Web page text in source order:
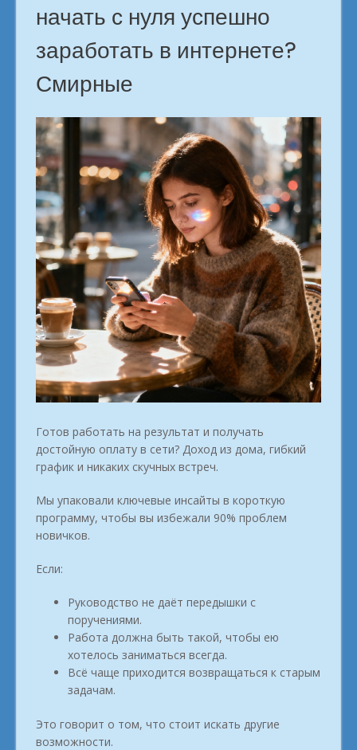
начать с нуля успешно
заработать в интернете?
Смирные
Готов работать на результат и получать
достойную оплату в сети? Доход из дома, гибкий
график и никаких скучных встреч.
Мы упаковали ключевые инсайты в короткую
программу, чтобы вы избежали 90% проблем
новичков.
Если:
Руководство не даёт передышки с
поручениями.
Работа должна быть такой, чтобы ею
хотелось заниматься всегда.
Всё чаще приходится возвращаться к старым
задачам.
Это говорит о том, что стоит искать другие
возможности.